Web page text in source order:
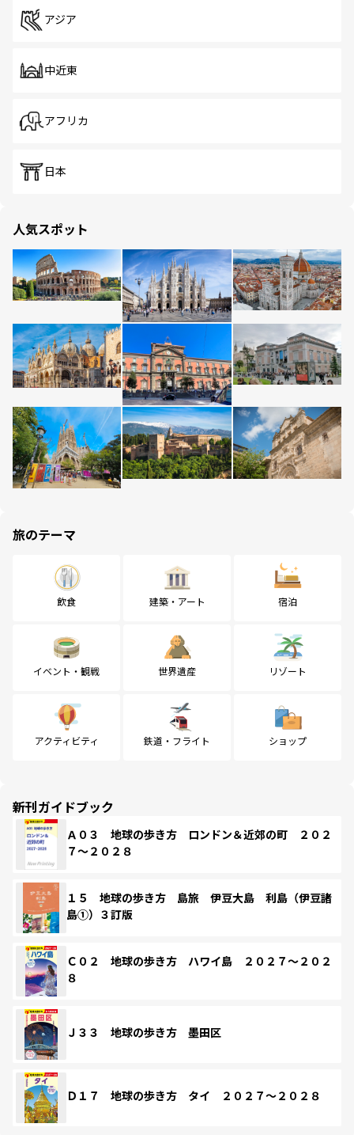
アジア
中近東
アフリカ
日本
人気スポット
旅のテーマ
飲食 建築・アート 宿泊
イベント・観戦 世界遺産 リゾート
アクティビティ 鉄道・フライト ショップ
新刊ガイドブック
Ａ０３ 地球の歩き方 ロンドン＆近郊の町 ２０２
７～２０２８
１５ 地球の歩き方 島旅 伊豆大島 利島（伊豆諸
島①）３訂版
Ｃ０２ 地球の歩き方 ハワイ島 ２０２７～２０２
８
Ｊ３３ 地球の歩き方 墨田区
Ｄ１７ 地球の歩き方 タイ ２０２７～２０２８